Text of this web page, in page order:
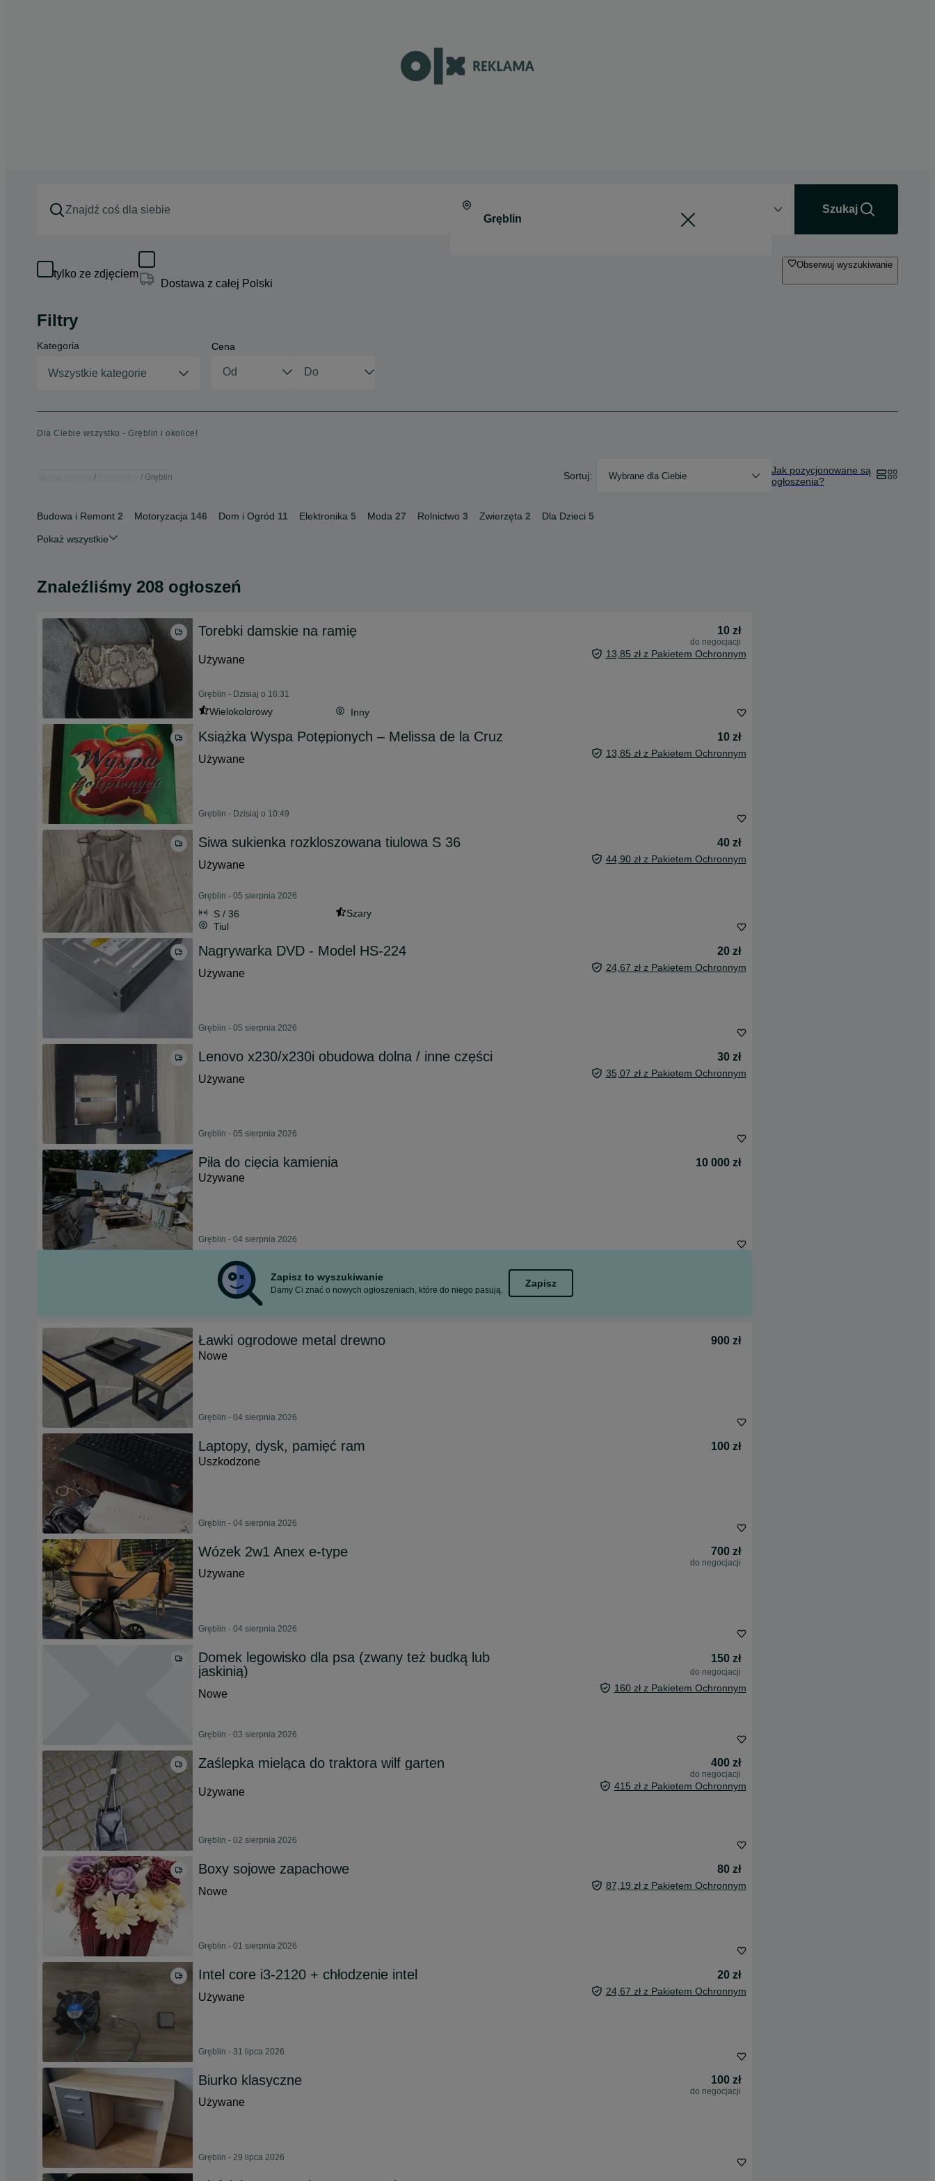
Szukaj
tylko ze zdjęciem
Dostawa z całej Polski
Obserwuj wyszukiwanie
Filtry
Kategoria
Wszystkie kategorie
Cena
Dla Ciebie wszystko - Gręblin i okolice!
Gręblin Sortuj: Wybrane dla Ciebie
Jak pozycjonowane są
ogłoszenia?
Budowa i Remont 2 Motoryzacja 146 Dom i Ogród 11 Elektronika 5 Moda 27 Rolnictwo 3 Zwierzęta 2 Dla Dzieci 5
Pokaż wszystkie
Znaleźliśmy 208 ogłoszeń
Torebki damskie na ramię 10 zł
do negocjacji
Używane 13,85 zł z Pakietem Ochronnym
Gręblin - Dzisiaj o 16:31
Wielokolorowy Inny
Książka Wyspa Potępionych – Melissa de la Cruz
10 zł
Używane
13,85 zł z Pakietem Ochronnym
Gręblin - Dzisiaj o 10:49
Siwa sukienka rozkloszowana tiulowa S 36
40 zł
Używane
44,90 zł z Pakietem Ochronnym
Gręblin - 05 sierpnia 2026
S / 36
Szary
Tiul
Nagrywarka DVD - Model HS-224
20 zł
Używane
24,67 zł z Pakietem Ochronnym
Gręblin - 05 sierpnia 2026
Lenovo x230/x230i obudowa dolna / inne części
30 zł
Używane
35,07 zł z Pakietem Ochronnym
Gręblin - 05 sierpnia 2026
Piła do cięcia kamienia
10 000 zł
Używane
Gręblin - 04 sierpnia 2026
Zapisz to wyszukiwanie
Damy Ci znać o nowych ogłoszeniach, które do niego pasują.
Zapisz
Ławki ogrodowe metal drewno
900 zł
Nowe
Gręblin - 04 sierpnia 2026
Laptopy, dysk, pamięć ram
100 zł
Uszkodzone
Gręblin - 04 sierpnia 2026
Wózek 2w1 Anex e-type 700 zł
do negocjacji
Używane
Gręblin - 04 sierpnia 2026
Domek legowisko dla psa (zwany też budką lub
jaskinią)
150 zł
do negocjacji
Nowe 160 zł z Pakietem Ochronnym
Gręblin - 03 sierpnia 2026
Zaślepka mieląca do traktora wilf garten 400 zł
do negocjacji
Używane 415 zł z Pakietem Ochronnym
Gręblin - 02 sierpnia 2026
Boxy sojowe zapachowe
80 zł
Nowe
87,19 zł z Pakietem Ochronnym
Gręblin - 01 sierpnia 2026
Intel core i3-2120 + chłodzenie intel
20 zł
Używane
24,67 zł z Pakietem Ochronnym
Gręblin - 31 lipca 2026
Biurko klasyczne 100 zł
do negocjacji
Używane
Gręblin - 29 lipca 2026